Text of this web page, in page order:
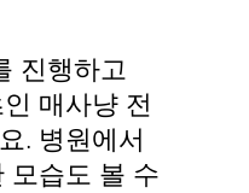
진행하고
매사냥 전
. 병원에서
모습도 볼 수